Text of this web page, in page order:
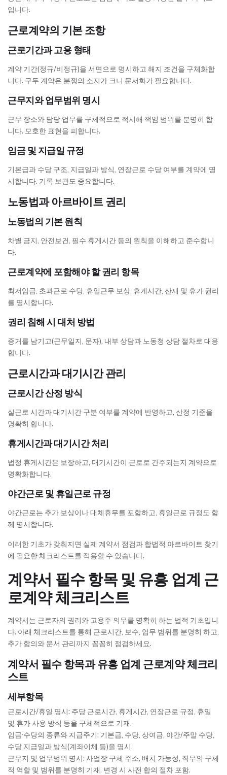
입니다.
근로계약의 기본 조항
근로기간과 고용 형태
계약 기간(정규/비정규)을 서면으로 명시하고 해지 조건을 구체화합
니다. 구두 계약은 분쟁의 소지가 크니 문서화가 필요합니다.
근무지와 업무범위 명시
근무 장소와 담당 업무를 구체적으로 적시해 책임 범위를 분명히 합
니다. 모호한 표현을 피합니다.
임금 및 지급일 규정
기본급과 수당 구조, 지급일과 방식, 연장근로 수당 여부를 계약에 명
시합니다. 기록 보관도 중요합니다.
노동법과 아르바이트 권리
노동법의 기본 원칙
차별 금지, 안전보건, 필수 휴게시간 등의 원칙을 이해하고 준수합니
다.
근로계약에 포함해야 할 권리 항목
최저임금, 초과근로 수당, 휴일근무 보상, 휴게시간, 산재 및 휴가 권리
를 명시합니다.
권리 침해 시 대처 방법
증거를 남기고(근무일지, 문자), 내부 상담과 노동청 상담 절차로 대응
합니다.
근로시간과 대기시간 관리
근로시간 산정 방식
실근로 시간과 대기시간 구분 여부를 계약에 반영하고, 산정 기준을
명확히 합니다.
휴게시간과 대기시간 처리
법정 휴게시간은 보장하고, 대기시간이 근로로 간주되는지 계약으로
명확화합니다.
야간근로 및 휴일근로 규정
야간근로는 추가 보상이나 대체휴무를 포함하고, 휴일근로 규정도 함
께 명시합니다.
이러한 기초가 갖춰지면 실제 계약서 점검과 합법적 아르바이트 찾기
에 필요한 체크리스트를 적용할 수 있습니다.
계약서 필수 항목 및 유흥 업계 근
로계약 체크리스트
계약서는 근로자의 권리와 고용주 의무를 명확히 하는 법적 기초입니
다. 아래 체크리스트를 통해 근로시간, 보수, 업무 범위를 분명히 하고,
추가 합의와 문서 관리까지 꼼꼼히 점검하세요.
계약서 필수 항목과 유흥 업계 근로계약 체크리
스트
세부항목
근로시간/휴일 명시: 주당 근로시간, 휴게시간, 연장근로 규정, 휴일
및 휴가 사용 방식 등을 구체적으로 기재.
임금·수당의 종류와 지급주기: 기본급, 수당, 상여금, 야간/주말 수당,
수당 지급일과 방식(계좌이체 등)을 명시.
근무지 및 업무범위 명시: 사업장 구체 주소, 배치 가능성, 직무의 구체
적 역할 및 범위를 분명히 기재. 변경 시 사전 합의 절차 포함.